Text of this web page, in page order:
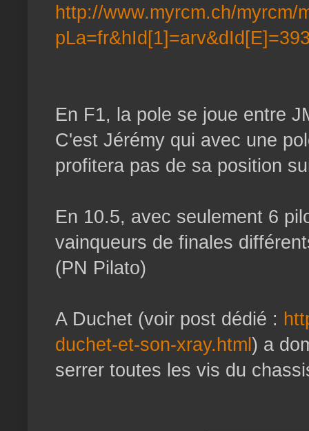
http://www.myrcm.ch/myrcm/
En F1, la pole se joue entre
C'est Jérémy qui avec une
profitera pas de sa position
En 10.5, avec seulement 6
vainqueurs de finales
(PN Pilato)
A Duchet (voir post dédié :
duchet-et-son-xray.html) a
serrer toutes les vis du